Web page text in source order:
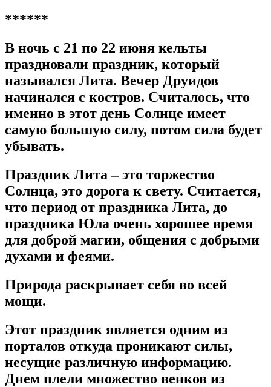
******
В ночь с 21 по 22 июня кельты
праздновали праздник, который
назывался Лита. Вечер Друидов
начинался с костров. Считалось, что
именно в этот день Солнце имеет
самую большую силу, потом сила будет
убывать.
Праздник Лита – это торжество
Солнца, это дорога к свету. Считается,
что период от праздника Лита, до
праздника Юла очень хорошее время
для доброй магии, общения с добрыми
духами и феями.
Природа раскрывает себя во всей
мощи.
Этот праздник является одним из
порталов откуда проникают силы,
несущие различную информацию.
Днем плели множество венков из